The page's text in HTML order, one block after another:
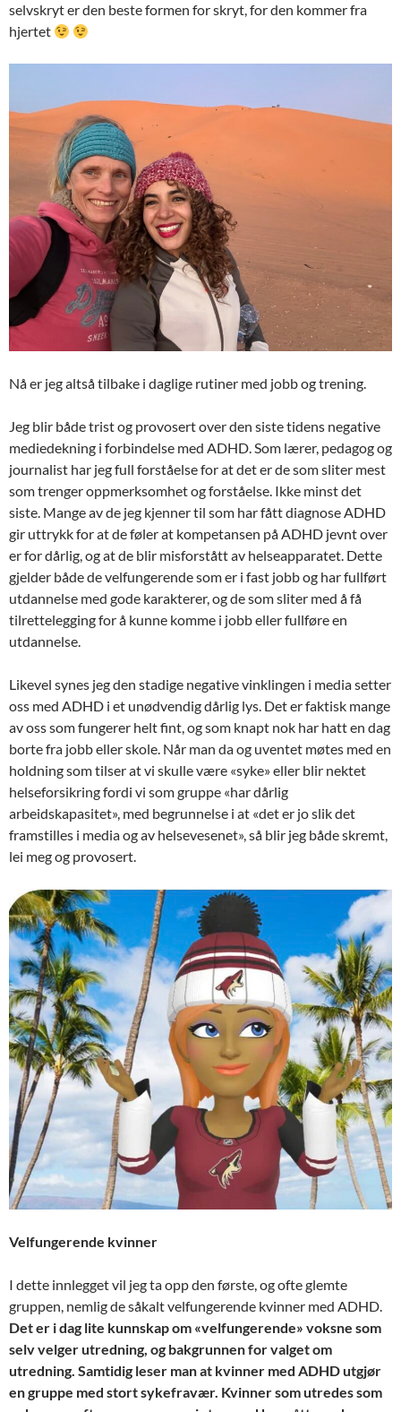
selvskryt er den beste formen for skryt, for den kommer fra
hjertet
Nå er jeg altså tilbake i daglige rutiner med jobb og trening.
Jeg blir både trist og provosert over den siste tidens negative
mediedekning i forbindelse med ADHD. Som lærer, pedagog og
journalist har jeg full forståelse for at det er de som sliter mest
som trenger oppmerksomhet og forståelse. Ikke minst det
siste. Mange av de jeg kjenner til som har fått diagnose ADHD
gir uttrykk for at de føler at kompetansen på ADHD jevnt over
er for dårlig, og at de blir misforstått av helseapparatet. Dette
gjelder både de velfungerende som er i fast jobb og har fullført
utdannelse med gode karakterer, og de som sliter med å få
tilrettelegging for å kunne komme i jobb eller fullføre en
utdannelse.
Likevel synes jeg den stadige negative vinklingen i media setter
oss med ADHD i et unødvendig dårlig lys. Det er faktisk mange
av oss som fungerer helt fint, og som knapt nok har hatt en dag
borte fra jobb eller skole. Når man da og uventet møtes med en
holdning som tilser at vi skulle være «syke» eller blir nektet
helseforsikring fordi vi som gruppe «har dårlig
arbeidskapasitet», med begrunnelse i at «det er jo slik det
framstilles i media og av helsevesenet», så blir jeg både skremt,
lei meg og provosert.
Velfungerende kvinner
I dette innlegget vil jeg ta opp den første, og ofte glemte
gruppen, nemlig de såkalt velfungerende kvinner med ADHD.
Det er i dag lite kunnskap om «velfungerende» voksne som
selv velger utredning, og bakgrunnen for valget om
utredning. Samtidig leser man at kvinner med ADHD utgjør
en gruppe med stort sykefravær. Kvinner som utredes som